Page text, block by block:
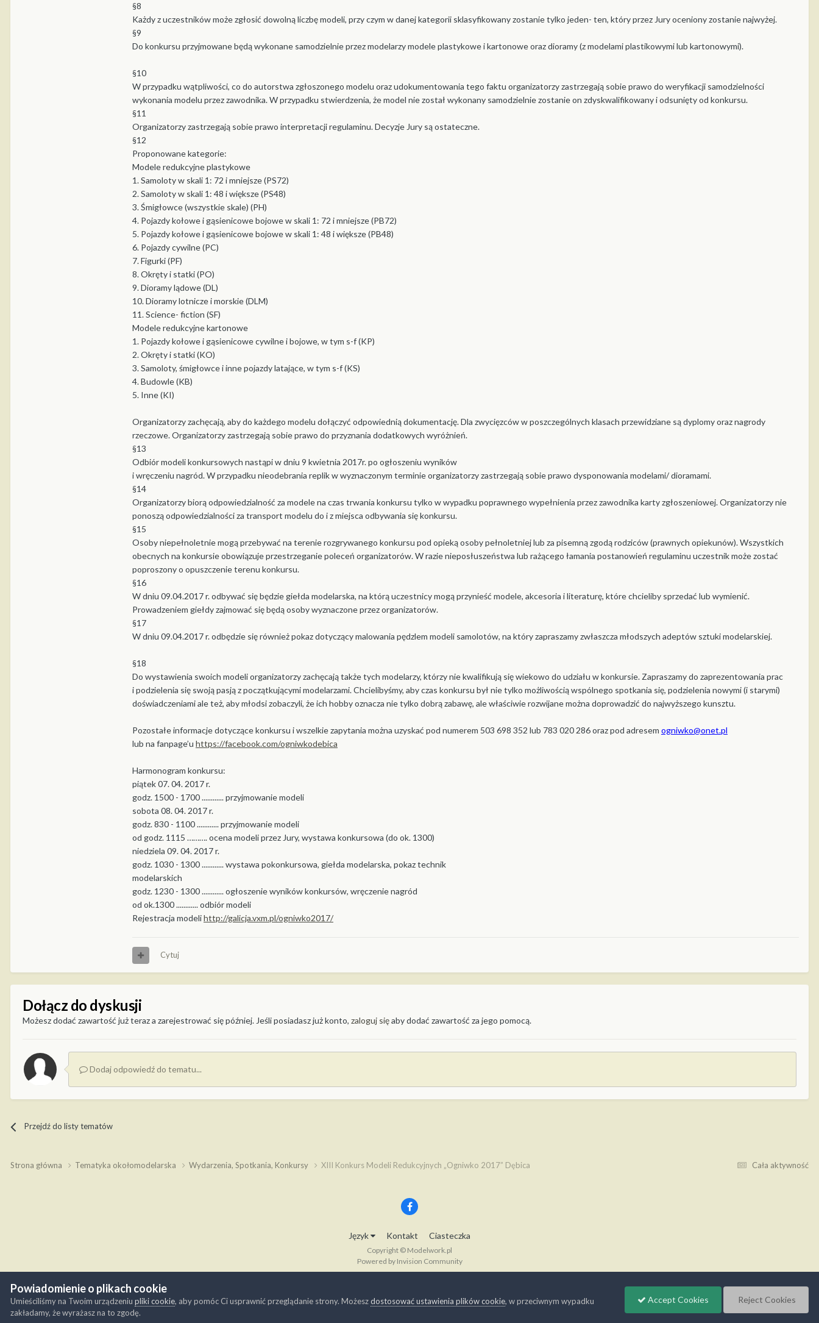
§8
Każdy z uczestników może zgłosić dowolną liczbę modeli, przy czym w danej kategorii sklasyfikowany zostanie tylko jeden- ten, który przez Jury oceniony zostanie najwyżej.
§9
Do konkursu przyjmowane będą wykonane samodzielnie przez modelarzy modele plastykowe i kartonowe oraz dioramy (z modelami plastikowymi lub kartonowymi).
§10
W przypadku wątpliwości, co do autorstwa zgłoszonego modelu oraz udokumentowania tego faktu organizatorzy zastrzegają sobie prawo do weryfikacji samodzielności
wykonania modelu przez zawodnika. W przypadku stwierdzenia, że model nie został wykonany samodzielnie zostanie on zdyskwalifikowany i odsunięty od konkursu.
§11
Organizatorzy zastrzegają sobie prawo interpretacji regulaminu. Decyzje Jury są ostateczne.
§12
Proponowane kategorie:
Modele redukcyjne plastykowe
1. Samoloty w skali 1: 72 i mniejsze (PS72)
2. Samoloty w skali 1: 48 i większe (PS48)
3. Śmigłowce (wszystkie skale) (PH)
4. Pojazdy kołowe i gąsienicowe bojowe w skali 1: 72 i mniejsze (PB72)
5. Pojazdy kołowe i gąsienicowe bojowe w skali 1: 48 i większe (PB48)
6. Pojazdy cywilne (PC)
7. Figurki (PF)
8. Okręty i statki (PO)
9. Dioramy lądowe (DL)
10. Dioramy lotnicze i morskie (DLM)
11. Science- fiction (SF)
Modele redukcyjne kartonowe
1. Pojazdy kołowe i gąsienicowe cywilne i bojowe, w tym s-f (KP)
2. Okręty i statki (KO)
3. Samoloty, śmigłowce i inne pojazdy latające, w tym s-f (KS)
4. Budowle (KB)
5. Inne (KI)
Organizatorzy zachęcają, aby do każdego modelu dołączyć odpowiednią dokumentację. Dla zwycięzców w poszczególnych klasach przewidziane są dyplomy oraz nagrody
rzeczowe. Organizatorzy zastrzegają sobie prawo do przyznania dodatkowych wyróżnień.
§13
Odbiór modeli konkursowych nastąpi w dniu 9 kwietnia 2017r. po ogłoszeniu wyników
i wręczeniu nagród. W przypadku nieodebrania replik w wyznaczonym terminie organizatorzy zastrzegają sobie prawo dysponowania modelami/ dioramami.
§14
Organizatorzy biorą odpowiedzialność za modele na czas trwania konkursu tylko w wypadku poprawnego wypełnienia przez zawodnika karty zgłoszeniowej. Organizatorzy nie
ponoszą odpowiedzialności za transport modelu do i z miejsca odbywania się konkursu.
§15
Osoby niepełnoletnie mogą przebywać na terenie rozgrywanego konkursu pod opieką osoby pełnoletniej lub za pisemną zgodą rodziców (prawnych opiekunów). Wszystkich
obecnych na konkursie obowiązuje przestrzeganie poleceń organizatorów. W razie nieposłuszeństwa lub rażącego łamania postanowień regulaminu uczestnik może zostać
poproszony o opuszczenie terenu konkursu.
§16
W dniu 09.04.2017 r. odbywać się będzie giełda modelarska, na którą uczestnicy mogą przynieść modele, akcesoria i literaturę, które chcieliby sprzedać lub wymienić.
Prowadzeniem giełdy zajmować się będą osoby wyznaczone przez organizatorów.
§17
W dniu 09.04.2017 r. odbędzie się również pokaz dotyczący malowania pędzlem modeli samolotów, na który zapraszamy zwłaszcza młodszych adeptów sztuki modelarskiej.
§18
Do wystawienia swoich modeli organizatorzy zachęcają także tych modelarzy, którzy nie kwalifikują się wiekowo do udziału w konkursie. Zapraszamy do zaprezentowania prac
i podzielenia się swoją pasją z początkującymi modelarzami. Chcielibyśmy, aby czas konkursu był nie tylko możliwością wspólnego spotkania się, podzielenia nowymi (i starymi)
doświadczeniami ale też, aby młodsi zobaczyli, że ich hobby oznacza nie tylko dobrą zabawę, ale właściwie rozwijane można doprowadzić do najwyższego kunsztu.
Pozostałe informacje dotyczące konkursu i wszelkie zapytania można uzyskać pod numerem 503 698 352 lub 783 020 286 oraz pod adresem ogniwko@onet.pl
lub na fanpage’u https://facebook.com/ogniwkodebica
Harmonogram konkursu:
piątek 07. 04. 2017 r.
godz. 1500 - 1700 ............ przyjmowanie modeli
sobota 08. 04. 2017 r.
godz. 830 - 1100 ............ przyjmowanie modeli
od godz. 1115 ………. ocena modeli przez Jury, wystawa konkursowa (do ok. 1300)
niedziela 09. 04. 2017 r.
godz. 1030 - 1300 ............ wystawa pokonkursowa, giełda modelarska, pokaz technik
modelarskich
godz. 1230 - 1300 ............ ogłoszenie wyników konkursów, wręczenie nagród
od ok.1300 ............ odbiór modeli
Rejestracja modelihttp://galicja.vxm.pl/ogniwko2017/
Cytuj
Dołącz do dyskusji
Możesz dodać zawartość już teraz a zarejestrować się później. Jeśli posiadasz już konto, zaloguj sięaby dodać zawartość za jego pomocą.
Dodaj odpowiedź do tematu...
Przejdź do listy tematów
Cała aktywność
Strona główna Tematyka okołomodelarska Wydarzenia, Spotkania, Konkursy XIII Konkurs Modeli Redukcyjnych „Ogniwko 2017” Dębica
Język Kontakt Ciasteczka
Copyright © Modelwork.pl
Powered by Invision Community
Powiadomienie o plikach cookie
Umieściliśmy na Twoim urządzeniu pliki cookie, aby pomóc Ci usprawnić przeglądanie strony. Możeszdostosować ustawienia plików cookie, w przeciwnym wypadku
zakładamy, że wyrażasz na to zgodę.
Accept Cookies Reject Cookies